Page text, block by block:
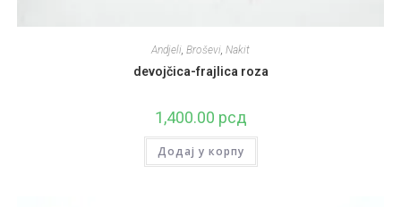
Andjeli, Broševi, Nakit
devojčica-frajlica roza
1,400.00 рсд
Додај у корпу